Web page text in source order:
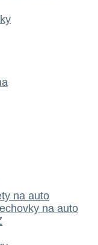
na auto
na auto